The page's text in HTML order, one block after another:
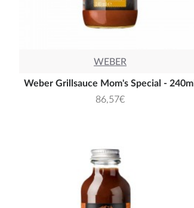
WEBER
Weber Grillsauce Mom's Special - 240ml
86,57€